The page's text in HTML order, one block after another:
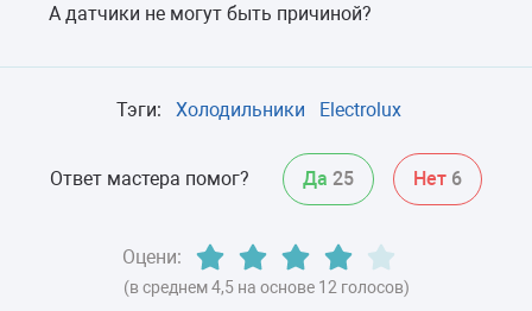
А датчики не могут быть причиной?
Тэги: Холодильники Electrolux
Ответ мастера помог? Да 25 Нет 6
Оцени:
(в среднем 4,5 на основе 12 голосов)